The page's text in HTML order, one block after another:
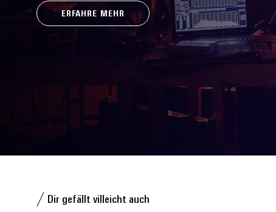
ERFAHRE MEHR
Dir gefällt villeicht auch